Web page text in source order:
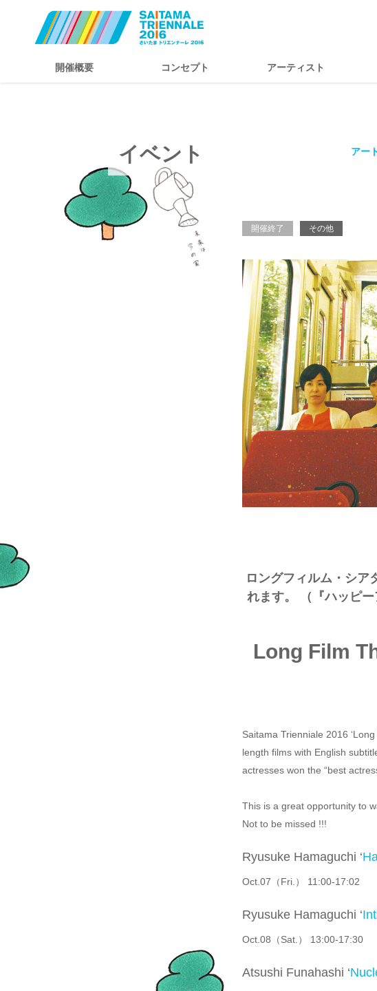
開催概要 コンセプト アーティスト
イベント アー
開催終了 その他
ロングフィルム・シア
れます。 （『ハッピ
Long Film
Saitama Trienniale 2016
length films with English
actresses won the “best
This is a great opportunity to
Not to be missed !!!
Ryusuke Hamaguchi ‘
Oct.07（Fri.） 11:00-17:02
Ryusuke Hamaguchi ‘
Oct.08（Sat.） 13:00-17:30
Atsushi Funahashi ‘